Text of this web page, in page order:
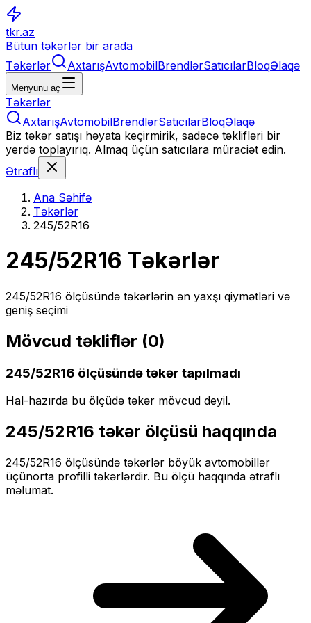
tkr.az
Bütün təkərlər bir arada
Təkərlər
AxtarışAvtomobilBrendlərSatıcılarBloqƏlaqə
Menyunu aç
Təkərlər
AxtarışAvtomobilBrendlərSatıcılarBloqƏlaqə
Biz təkər satışı həyata keçirmirik, sadəcə təklifləri bir
yerdə toplayırıq. Almaq üçün satıcılara müraciət edin.
Ətraflı
Ana Səhifə
Təkərlər
245/52R16
245/52R16 Təkərlər
245/52R16 ölçüsündə təkərlərin ən yaxşı qiymətləri və
geniş seçimi
Mövcud təkliflər (0)
245/52R16 ölçüsündə təkər tapılmadı
Hal-hazırda bu ölçüdə təkər mövcud deyil.
245/52R16 təkər ölçüsü haqqında
245/52R16 ölçüsündə təkərlər böyük avtomobillər
üçünorta profilli təkərlərdir. Bu ölçü haqqında ətraflı
məlumat.